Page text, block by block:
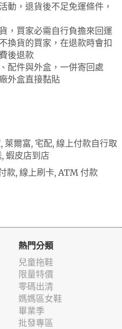
動，退貨後不足免運條件，
，買家必需自行負擔來回運
換貨的買家，在退款時會扣
後退款
配件與外盒，一併寄回處
外盒直接黏貼
萊爾富, 宅配, 線上付款自行取
蝦皮店到店
款, 線上刷卡, ATM 付款
熱門分類
兒童拖鞋
限量特價
零碼出清
媽媽區女鞋
畢業季
批發專區